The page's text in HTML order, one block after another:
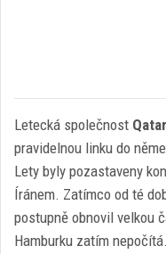
Letecká společnost
pravidelnou linku do
Lety byly pozastaveny
Íránem. Zatímco od té
postupně obnovil velkou
Hamburku zatím nepočítá.